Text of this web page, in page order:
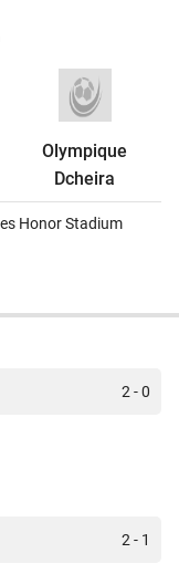
Olympique
Dcheira
Honor Stadium
2 - 0
2 - 1